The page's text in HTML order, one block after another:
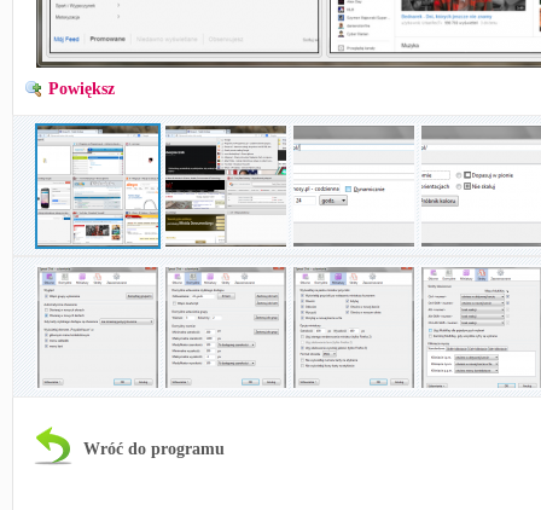
Powiększ
Wróć do programu